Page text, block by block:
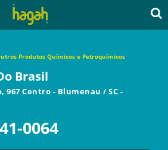
Produtos Químicos e Petroquímicos
Brasil
967 Centro - Blumenau /SC -
0064